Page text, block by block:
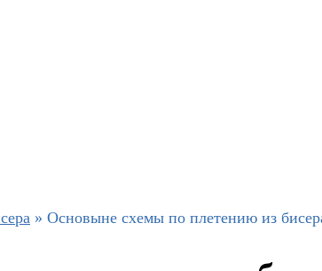
» Основыне схемы по плетению из